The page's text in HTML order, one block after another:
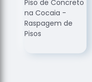
Loja de
Assoalhos
Raspagem
Assoalhos